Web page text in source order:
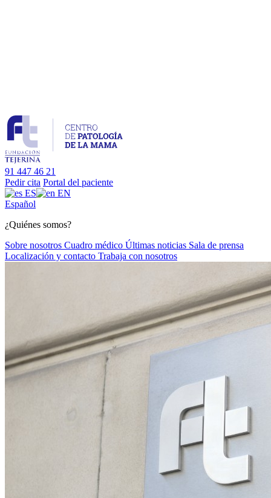
91 447 46 21
Pedir cita Portal del paciente
ES
EN
Español
¿Quiénes somos?
Sobre nosotros Cuadro médico Últimas noticias Sala de prensa
Localización y contacto Trabaja con nosotros